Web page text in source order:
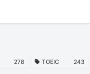
278 TOEIC 243